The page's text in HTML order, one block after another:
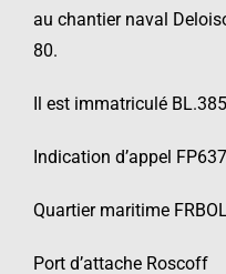
au chantier naval
80.
Il est immatriculé
Indication d’appel
Quartier maritime
Port d’attache Roscoff